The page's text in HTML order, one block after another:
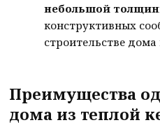
небольшой
конструктивных
строительстве
Преимущества
дома из теплой